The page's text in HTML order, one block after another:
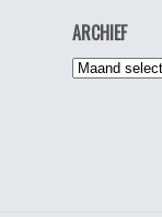
ARCHIEF
Archief